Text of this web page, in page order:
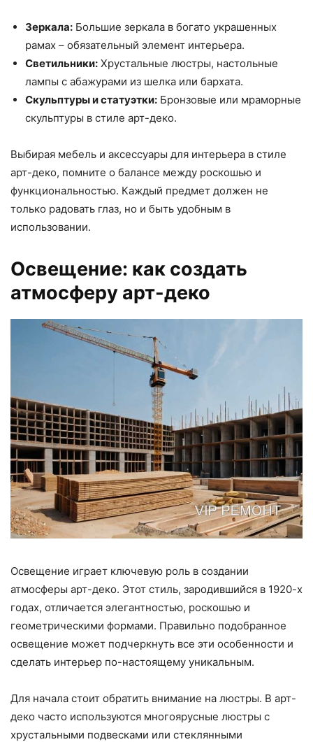
Зеркала: Большие зеркала в богато украшенных
рамах – обязательный элемент интерьера.
Светильники: Хрустальные люстры, настольные
лампы с абажурами из шелка или бархата.
Скульптуры и статуэтки: Бронзовые или мраморные
скульптуры в стиле арт-деко.
Выбирая мебель и аксессуары для интерьера в стиле
арт-деко, помните о балансе между роскошью и
функциональностью. Каждый предмет должен не
только радовать глаз, но и быть удобным в
использовании.
Освещение: как создать
атмосферу арт-деко
Освещение играет ключевую роль в создании
атмосферы арт-деко. Этот стиль, зародившийся в 1920-х
годах, отличается элегантностью, роскошью и
геометрическими формами. Правильно подобранное
освещение может подчеркнуть все эти особенности и
сделать интерьер по-настоящему уникальным.
Для начала стоит обратить внимание на люстры. В арт-
деко часто используются многоярусные люстры с
хрустальными подвесками или стеклянными